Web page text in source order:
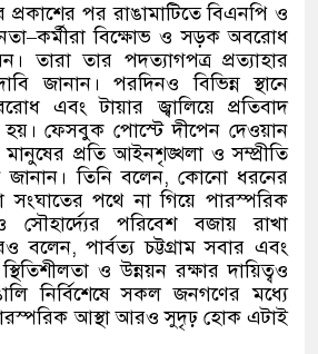
পর রাঙামাটিতে বিএনপি ও
–কর্মীরা বিক্ষোভ ও সড়ক অবরোধ
তারা তার পদত্যাগপত্র প্রত্যাহার
জানান। পরদিনও বিভিন্ন স্থানে
এবং টায়ার জ্বালিয়ে প্রতিবাদ
ফেসবুক পোস্টে দীপেন দেওয়ান
প্রতি আইনশৃঙ্খলা ও সম্প্রীতি
জানান। তিনি বলেন, কোনো ধরনের
বা সংঘাতের পথে না গিয়ে পারস্পরিক
সৌহার্দ্যের পরিবেশ বজায় রাখা
বলেন,পার্বত্য চট্টগ্রাম সবার এবং
স্থিতিশীলতা ও উন্নয়ন রক্ষার দায়িত্বও
নির্বিশেষে সকল জনগণের মধ্যে
আস্থা আরও সুদৃঢ় হোক এটাই